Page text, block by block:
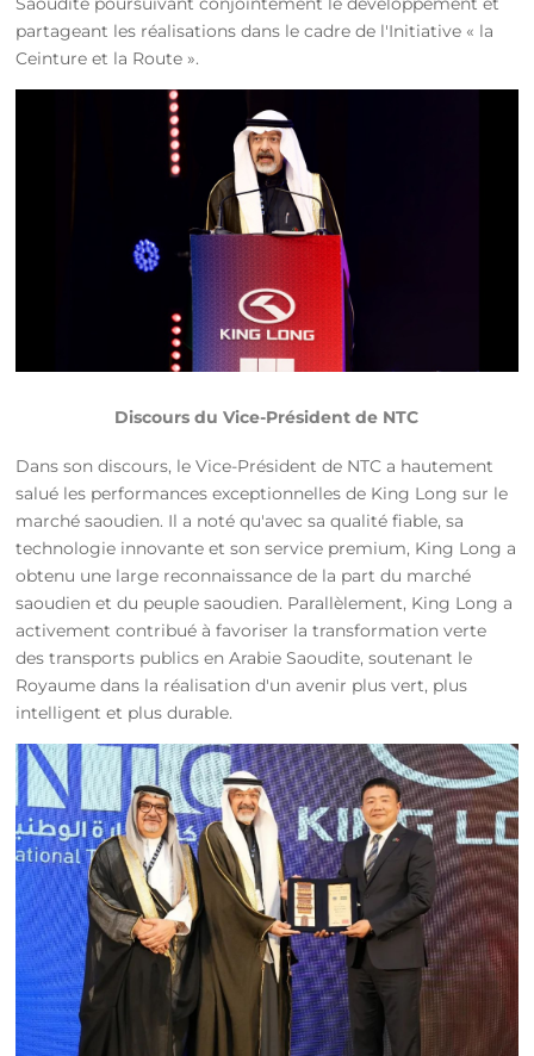
partageant les réalisations dans le cadre de l'Initiative « la
Ceinture et la Route ».
Discours du Vice-Président de NTC
Dans son discours, le Vice-Président de NTC a hautement
salué les performances exceptionnelles de King Long sur le
marché saoudien. Il a noté qu'avec sa qualité fiable, sa
technologie innovante et son service premium, King Long a
obtenu une large reconnaissance de la part du marché
saoudien et du peuple saoudien. Parallèlement, King Long a
activement contribué à favoriser la transformation verte
des transports publics en Arabie Saoudite, soutenant le
Royaume dans la réalisation d'un avenir plus vert, plus
intelligent et plus durable.